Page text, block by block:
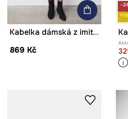
Kabelka dámská z imitace semiše
869 Kč
-